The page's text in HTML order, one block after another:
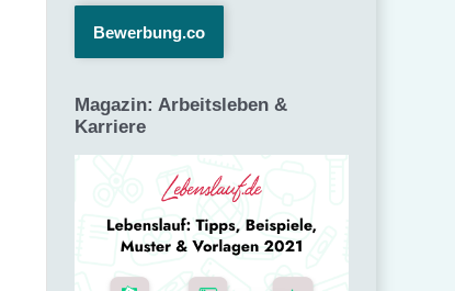
Bewerbung.co
Magazin: Arbeitsleben &
Karriere